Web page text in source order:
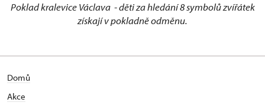
Poklad kralevice Václava - děti za hledání 8 symbolů zvířátek
získají v pokladně odměnu.
Domů
Akce